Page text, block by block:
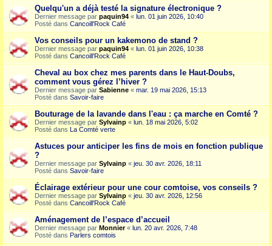
Quelqu'un a déjà testé la signature électronique ?
Dernier message par paquin94 « lun. 01 juin 2026, 10:40
Posté dans Cancoill'Rock Café
Vos conseils pour un kakemono de stand ?
Dernier message par paquin94 « lun. 01 juin 2026, 10:38
Posté dans Cancoill'Rock Café
Cheval au box chez mes parents dans le Haut-Doubs,
comment vous gérez l’hiver ?
Dernier message par Sabienne « mar. 19 mai 2026, 15:13
Posté dans Savoir-faire
Bouturage de la lavande dans l'eau : ça marche en Comté ?
Dernier message par Sylvainp « lun. 18 mai 2026, 5:02
Posté dans La Comté verte
Astuces pour anticiper les fins de mois en fonction publique
?
Dernier message par Sylvainp « jeu. 30 avr. 2026, 18:11
Posté dans Savoir-faire
Éclairage extérieur pour une cour comtoise, vos conseils ?
Dernier message par Sylvainp « jeu. 30 avr. 2026, 12:56
Posté dans Cancoill'Rock Café
Aménagement de l’espace d’accueil
Dernier message par Monnier« lun. 20 avr. 2026, 7:48
Posté dans Parlers comtois